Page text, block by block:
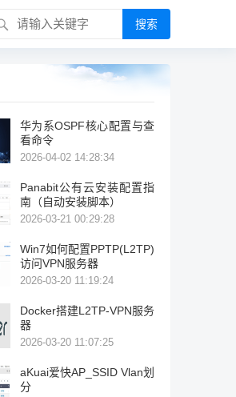
搜索
华为系OSPF核心配置与查
看命令
2026-04-02 14:28:34
Panabit公有云安装配置指
南（自动安装脚本）
2026-03-21 00:29:28
Win7如何配置PPTP(L2TP)
访问VPN服务器
2026-03-20 11:19:24
Docker搭建L2TP-VPN服务
器
2026-03-20 11:07:25
aKuai爱快AP_SSID Vlan划
分